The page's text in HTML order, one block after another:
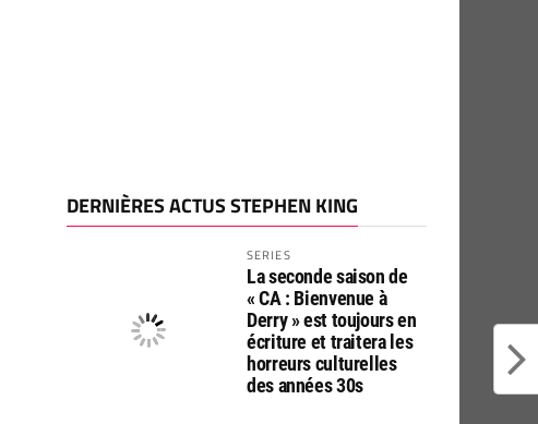
DERNIÈRES ACTUS STEPHEN KING
SERIES
La seconde saison de
« CA : Bienvenue à
Derry » est toujours en
écriture et traitera les
horreurs culturelles
des années 30s